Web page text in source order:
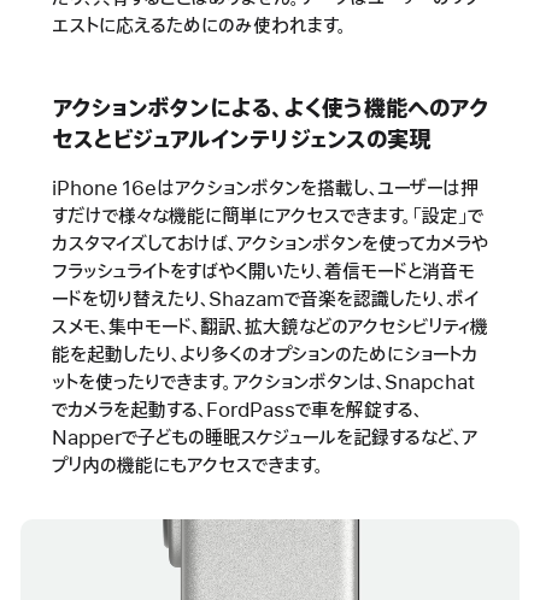
エストに応えるためにのみ使われます。
アクションボタンによる、よく使う機能へのアク
セスとビジュアルインテリジェンスの実現
iPhone 16eはアクションボタンを搭載し、ユーザーは押
すだけで様々な機能に簡単にアクセスできます。「設定」で
カスタマイズしておけば、アクションボタンを使ってカメラや
フラッシュライトをすばやく開いたり、着信モードと消音モ
ードを切り替えたり、Shazamで音楽を認識したり、ボイ
スメモ、集中モード、翻訳、拡大鏡などのアクセシビリティ機
能を起動したり、より多くのオプションのためにショートカ
ットを使ったりできます。アクションボタンは、Snapchat
でカメラを起動する、FordPassで車を解錠する、
Napperで子どもの睡眠スケジュールを記録するなど、ア
プリ内の機能にもアクセスできます。